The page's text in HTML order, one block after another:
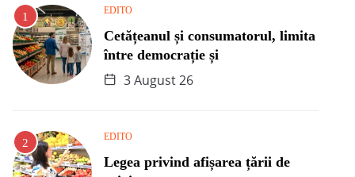
EDITO
Cetățeanul și consumatorul, limita
între democrație și
3 August 26
EDITO
Legea privind afișarea țării de